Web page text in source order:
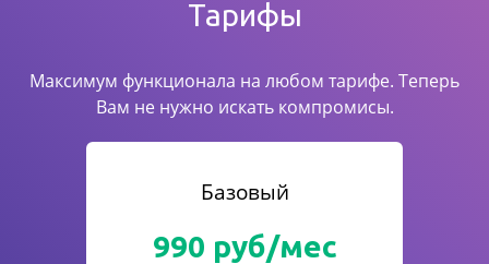
Тарифы
Максимум функционала на любом тарифе. Теперь
Вам не нужно искать компромисы.
Базовый
990 руб/мес